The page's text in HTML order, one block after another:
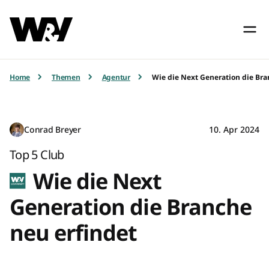
Home Themen Agentur Wie die Next Generation die
Conrad Breyer 10. Apr 2024
Top 5 Club
Wie die Next
Generation die Branche
neu erfindet